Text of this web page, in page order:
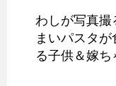
わしが写真撮
まいパスタ
る子供＆嫁ち